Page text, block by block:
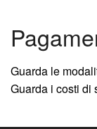
Guarda le
Guarda i costi di